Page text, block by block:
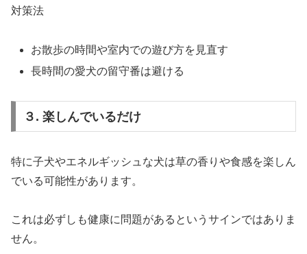
対策法
お散歩の時間や室内での遊び方を見直す
長時間の愛犬の留守番は避ける
３. 楽しんでいるだけ
特に子犬やエネルギッシュな犬は草の香りや食感を楽しん
でいる可能性があります。
これは必ずしも健康に問題があるというサインではありま
せん。